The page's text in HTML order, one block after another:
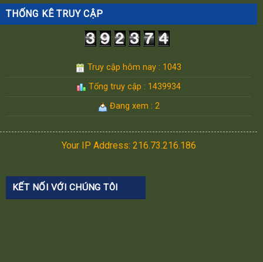
THỐNG KÊ TRUY CẬP
Truy cập hôm nay : 1043
Tổng truy cập : 1439934
Đang xem : 2
Your IP Address: 216.73.216.186
KẾT NỐI VỚI CHÚNG TÔI